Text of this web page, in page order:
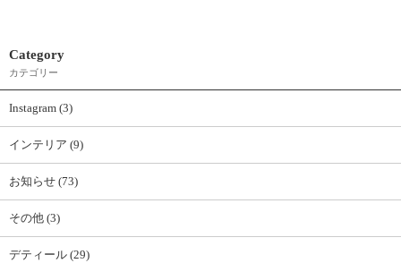
Category
カテゴリー
Instagram (3)
インテリア (9)
お知らせ (73)
その他 (3)
デティール (29)